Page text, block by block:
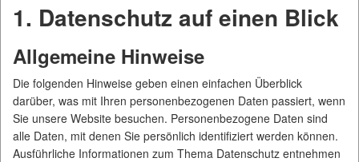
1. Datenschutz auf einen Blick
Allgemeine Hinweise
Die folgenden Hinweise geben einen einfachen Überblick
darüber, was mit Ihren personenbezogenen Daten passiert, wenn
Sie unsere Website besuchen. Personenbezogene Daten sind
alle Daten, mit denen Sie persönlich identifiziert werden können.
Ausführliche Informationen zum Thema Datenschutz entnehmen